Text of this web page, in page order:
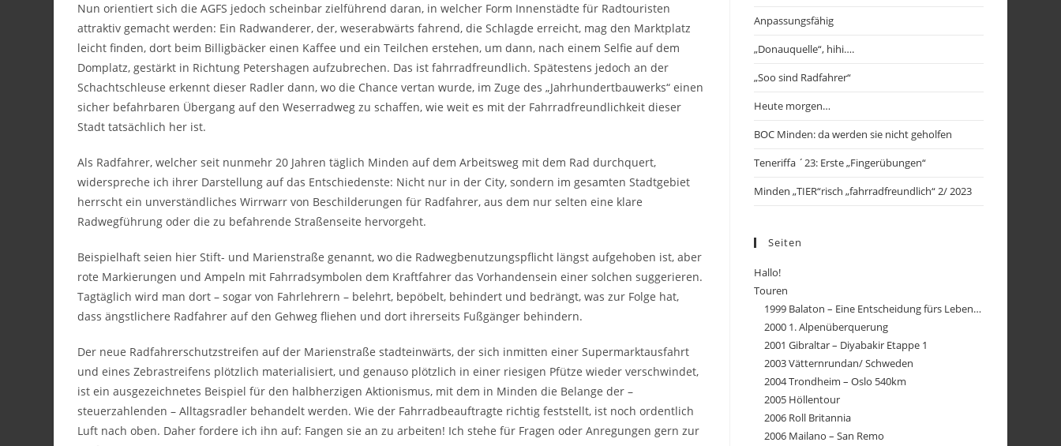
Nun orientiert sich die AGFS jedoch scheinbar zielführend daran, in welcher Form Innenstädte für Radtouristen
attraktiv gemacht werden: Ein Radwanderer, der, weserabwärts fahrend, die Schlagde erreicht, mag den Marktplatz
leicht finden, dort beim Billigbäcker einen Kaffee und ein Teilchen erstehen, um dann, nach einem Selfie auf dem
Domplatz, gestärkt in Richtung Petershagen aufzubrechen. Das ist fahrradfreundlich. Spätestens jedoch an der
Schachtschleuse erkennt dieser Radler dann, wo die Chance vertan wurde, im Zuge des „Jahrhundertbauwerks“ einen
sicher befahrbaren Übergang auf den Weserradweg zu schaffen, wie weit es mit der Fahrradfreundlichkeit dieser
Stadt tatsächlich her ist.
Als Radfahrer, welcher seit nunmehr 20 Jahren täglich Minden auf dem Arbeitsweg mit dem Rad durchquert,
widerspreche ich ihrer Darstellung auf das Entschiedenste: Nicht nur in der City, sondern im gesamten Stadtgebiet
herrscht ein unverständliches Wirrwarr von Beschilderungen für Radfahrer, aus dem nur selten eine klare
Radwegführung oder die zu befahrende Straßenseite hervorgeht.
Beispielhaft seien hier Stift- und Marienstraße genannt, wo die Radwegbenutzungspflicht längst aufgehoben ist, aber
rote Markierungen und Ampeln mit Fahrradsymbolen dem Kraftfahrer das Vorhandensein einer solchen suggerieren.
Tagtäglich wird man dort – sogar von Fahrlehrern – belehrt, bepöbelt, behindert und bedrängt, was zur Folge hat,
dass ängstlichere Radfahrer auf den Gehweg fliehen und dort ihrerseits Fußgänger behindern.
Der neue Radfahrerschutzstreifen auf der Marienstraße stadteinwärts, der sich inmitten einer Supermarktausfahrt
und eines Zebrastreifens plötzlich materialisiert, und genauso plötzlich in einer riesigen Pfütze wieder verschwindet,
ist ein ausgezeichnetes Beispiel für den halbherzigen Aktionismus, mit dem in Minden die Belange der –
steuerzahlenden – Alltagsradler behandelt werden. Wie der Fahrradbeauftragte richtig feststellt, ist noch ordentlich
Luft nach oben. Daher fordere ich ihn auf: Fangen sie an zu arbeiten! Ich stehe für Fragen oder Anregungen gern zur
Anpassungsfähig
„Donauquelle“, hihi….
„Soo sind Radfahrer“
Heute morgen…
BOC Minden: da werden sie nicht geholfen
Teneriffa ´23: Erste „Fingerübungen“
Minden „TIER“risch „fahrradfreundlich“ 2/ 2023
Seiten
Hallo!
Touren
1999 Balaton – Eine Entscheidung fürs Leben…
2000 1. Alpenüberquerung
2001 Gibraltar – Diyabakir Etappe 1
2003 Vätternrundan/ Schweden
2004 Trondheim – Oslo 540km
2005 Höllentour
2006 Roll Britannia
2006 Mailano – San Remo